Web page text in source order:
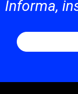
Informa,